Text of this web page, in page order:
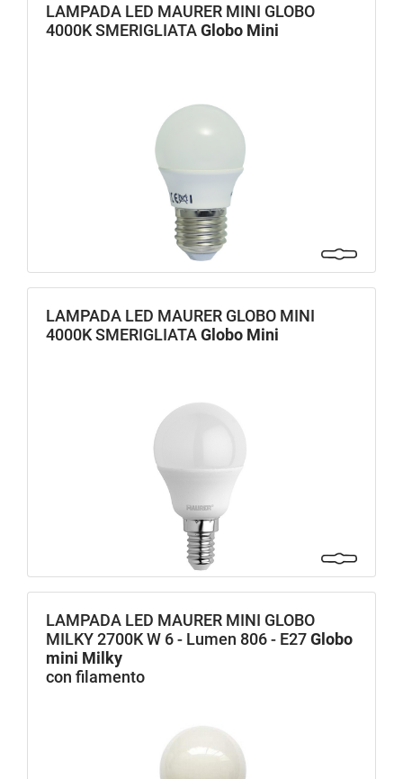
LAMPADA LED MAURER MINI GLOBO
4000K SMERIGLIATAGlobo Mini
LAMPADA LED MAURER GLOBO MINI
4000K SMERIGLIATAGlobo Mini
LAMPADA LED MAURER MINI GLOBO
MILKY 2700K W 6 - Lumen 806 - E27Globo
mini Milky
con filamento